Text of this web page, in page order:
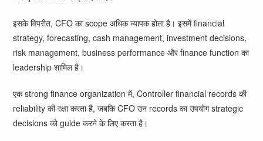
इसके विपरीत, CFO का scope अधिक व्यापक होता है। इसमें financial
strategy, forecasting, cash management, investment decisions,
risk management, business performance और finance function का
leadership शामिल है।
एक strong finance organization में, Controller financial records की
reliability की रक्षा करता है, जबकि CFO उन records का उपयोग strategic
decisions को guide करने के लिए करता है।